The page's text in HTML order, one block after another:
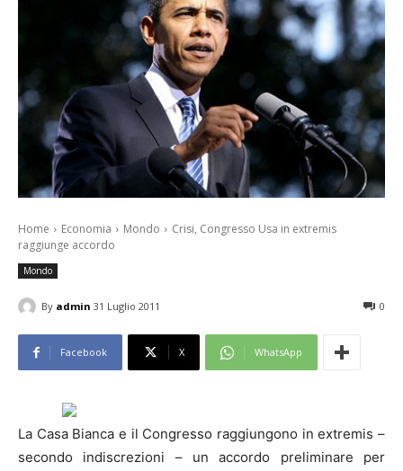
Home Economia Mondo
Crisi, Congresso Usa in extremis
raggiunge accordo
Mondo
By admin 31 Luglio 2011 0
Facebook X WhatsApp
La Casa Bianca e il Congresso raggiungono in extremis –
secondo indiscrezioni – un accordo preliminare per